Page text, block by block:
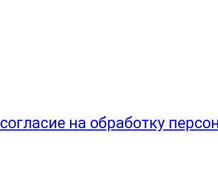
согласие на обработку